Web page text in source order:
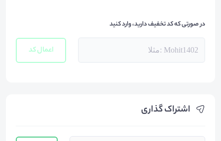
اشتراک گذاری
در صورتی که کد تخفیف دارید، وارد کنید
اعمال کد